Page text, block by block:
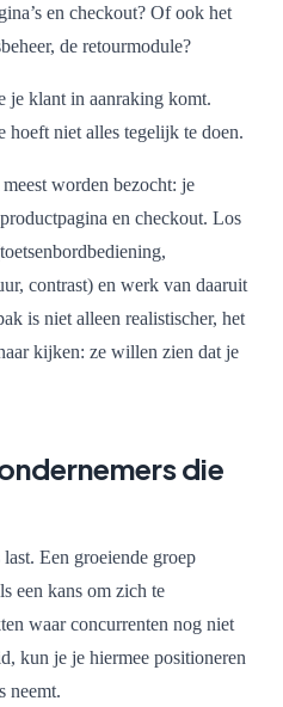
en checkout? Of ook het
de retourmodule?
je klant in aanraking komt.
niet alles tegelijk te doen.
worden bezocht: je
en checkout. Los
contrast) en werk van daaruit
is niet alleen realistischer, het
kijken: ze willen zien dat je
die
Een groeiende groep
een kans om zich te
waar concurrenten nog niet
kun je je hiermee positioneren
neemt.